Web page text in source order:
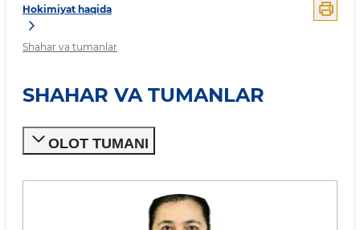
Hokimiyat haqida
Shahar va tumanlar
SHAHAR VA TUMANLAR
OLOT TUMANI